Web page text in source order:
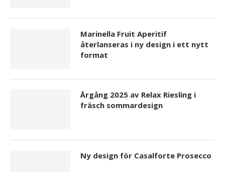
Marinella Fruit Aperitif
återlanseras i ny design i ett nytt
format
Årgång 2025 av Relax Riesling i
fräsch sommardesign
Ny design för Casalforte Prosecco